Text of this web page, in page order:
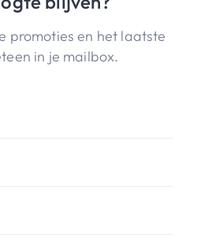
promoties en het laatste
in je mailbox.